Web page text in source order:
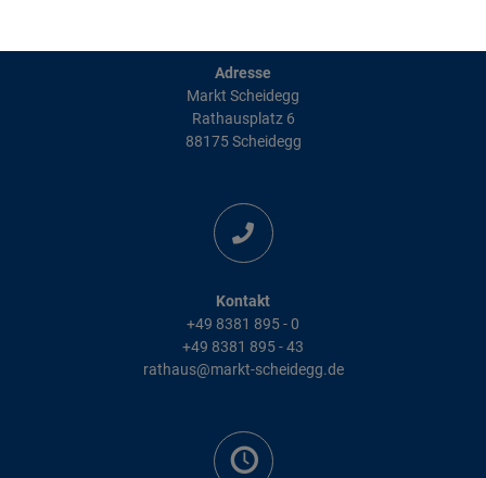
Adresse
Markt Scheidegg
Rathausplatz 6
88175 Scheidegg
Kontakt
+49 8381 895 - 0
+49 8381 895 - 43
rathaus@markt-scheidegg.de